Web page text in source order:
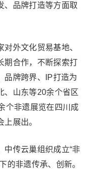
、品牌打造等方面取
外文化贸易基地、
期合作，不断探索打
品牌跨界、IP打造为
、山东等20余个省区
个非遗展览在四川成
展出。
中传云巢组织成立“非
的非遗传承、创新。